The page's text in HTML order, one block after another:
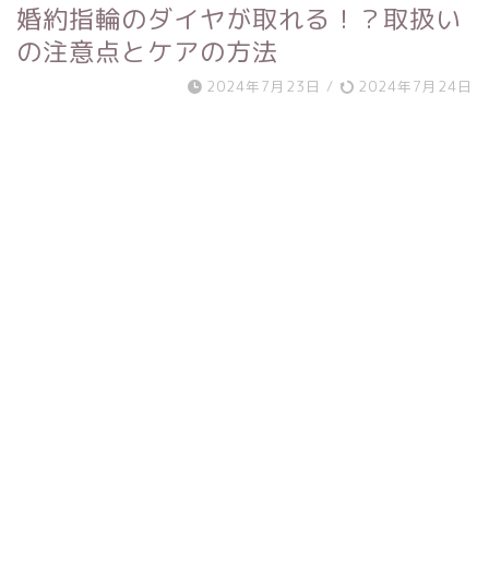
～20万円
～30万円
～7万円
婚約指輪のダイヤが取れる！？取扱い
の注意点とケアの方法
2024年7月23日 / 2024年7月24日